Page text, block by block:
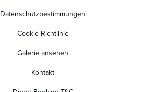
Datenschutzbestimmungen
Cookie Richtlinie
Galerie ansehen
Kontakt